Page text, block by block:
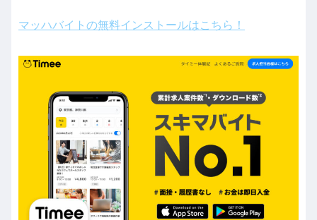
マッハバイトの無料インストールはこちら！